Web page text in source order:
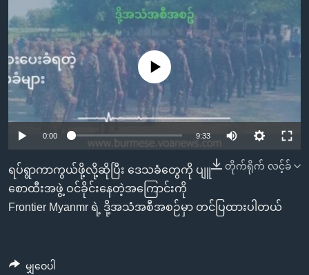
ကျော်
ကြည့်
ရန်
ပင်မ
အ
ညွန်း
စာမျက်နှာ
ကျော်
ကြည့်
ရန်
နေရာ
အစ္စရေး-ပါလက်စတိုင်း
အင်္ဂလိပ်စာလေ့လာမယ်
အမေရိကန်သုံးအီဒီယံ
မကြေးမုံရဲ့ အင်္ဂလိပ်စာ
ရုပ်ရှင်ထဲက အင်္ဂလိပ်စာ
သုတပဒေသာ အင်္ဂလိပ်စာ
အပတ်စဉ်ကဏ္ဍများ
ရေဒီယို
တီဗွီ
ရေဒီယိုနှင့်ရုပ်သံ အချက်အလက်များ
ရေဒီယို/တီဗွီအစီအစဉ်
Learning English
No media source currently available
0:00 9:33
တိုက်ရိုက် လင့်ခ်
ရပ်ရွာကာကွယ်ဖို့လို့ဆိုပြီး ဒေသခံတွေကို ပျူ
စောထီးအဖွဲ့ ဝင်ခိုင်းနေတဲ့အကြောင်းကို
Frontier Myanmr ရဲ့ ဒို့အသံအစီအစဉ်မှာ တင်ပြထားပါတယ်
မျှဝေပါ